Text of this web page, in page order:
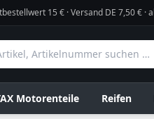
15 € · Versand DE 7,50 €
Motorenteile Reifen